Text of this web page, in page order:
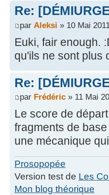
Re:
par Aleksi » 10 Mai
Euki, fair enough.
qu'ils ne sont plus
Re:
par Frédéric » 11 Mai
Le score de
fragments de
une mécanique
Prosopopée
Version test de Les
Mon blog théorique